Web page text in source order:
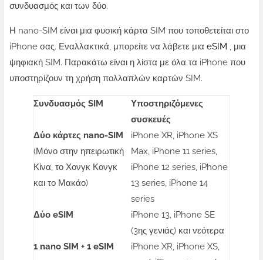
συνδυασμός και των δύο.
Η nano-SIM είναι μια φυσική κάρτα SIM που τοποθετείται στο
iPhone σας. Εναλλακτικά, μπορείτε να λάβετε μια eSIM , μια
ψηφιακή SIM. Παρακάτω είναι η λίστα με όλα τα iPhone που
υποστηρίζουν τη χρήση πολλαπλών καρτών SIM.
Συνδυασμός SIM
Υποστηριζόμενες
συσκευές
Δύο κάρτες nano-SIM
(Μόνο στην ηπειρωτική
Κίνα, το Χονγκ Κονγκ
και το Μακάο)
iPhone XR, iPhone XS
Max, iPhone 11 series,
iPhone 12 series, iPhone
13 series, iPhone 14
series
Δύο eSIM
iPhone 13, iPhone SE
(3ης γενιάς) και νεότερα
1 nano SIM + 1 eSIM
iPhone XR, iPhone XS,